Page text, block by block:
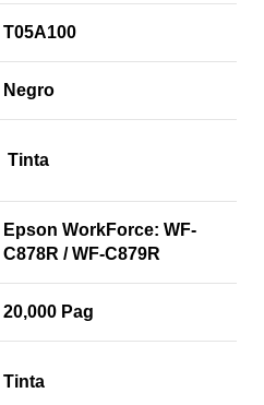
T05A100
Negro
Tinta
Epson WorkForce: WF-
C878R / WF-C879R
20,000 Pag
Tinta